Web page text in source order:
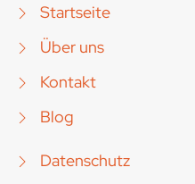
Startseite
Über uns
Kontakt
Blog
Datenschutz